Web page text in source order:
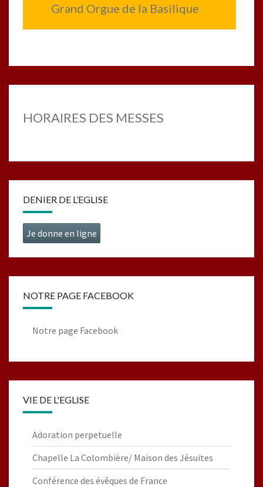
Grand Orgue de la Basilique
HORAIRES DES MESSES
DENIER DE L’EGLISE
Je donne en ligne
NOTRE PAGE FACEBOOK
Notre page Facebook
VIE DE L'EGLISE
Adoration perpetuelle
Chapelle La Colombière/ Maison des Jésuites
Conférence des évêques de France